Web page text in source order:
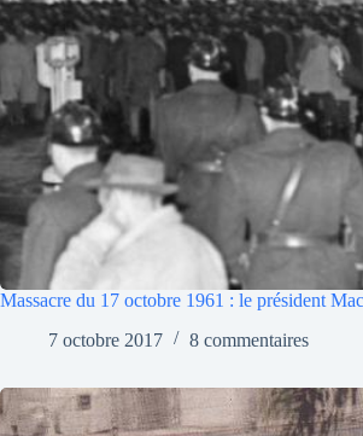
Massacre du 17 octobre 1961 : le président
7 octobre 2017
8 commentaires